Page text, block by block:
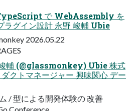
で WebAssembly を
ラグイン設計 永野 峻輔 Ubie
2026.05.22
輔 (@glassmonkey) Ubie 株式
クトマネージャー 興味関心 デー
/ 型による開発体験の 改善
Conference